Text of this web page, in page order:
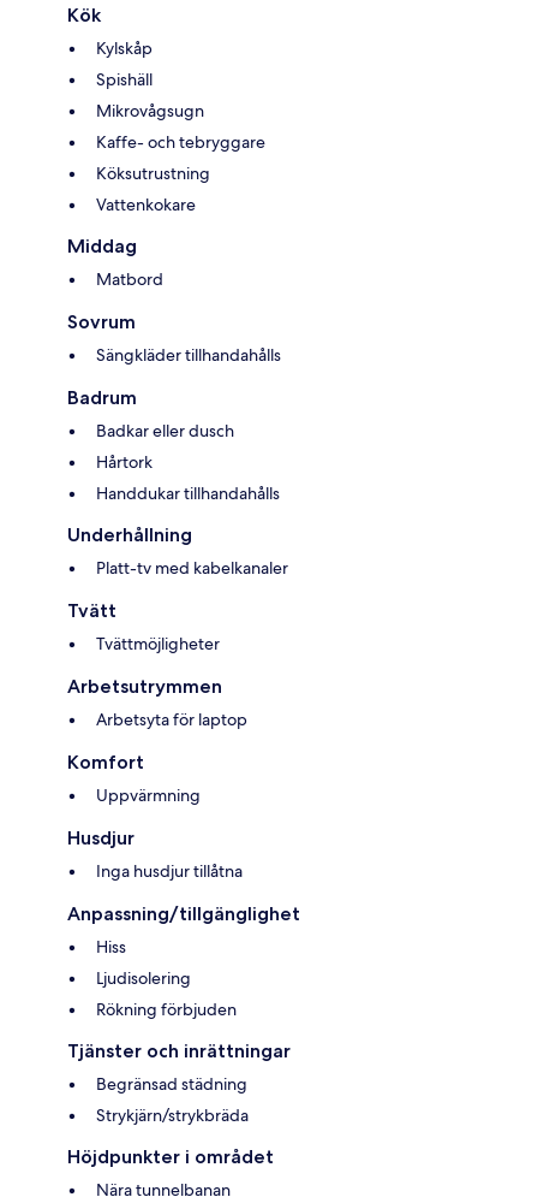
Kök
Kylskåp
Spishäll
Mikrovågsugn
Kaffe- och tebryggare
Köksutrustning
Vattenkokare
Middag
Matbord
Sovrum
Sängkläder tillhandahålls
Badrum
Badkar eller dusch
Hårtork
Handdukar tillhandahålls
Underhållning
Platt-tv med kabelkanaler
Tvätt
Tvättmöjligheter
Arbetsutrymmen
Arbetsyta för laptop
Komfort
Uppvärmning
Husdjur
Inga husdjur tillåtna
Anpassning/tillgänglighet
Hiss
Ljudisolering
Rökning förbjuden
Tjänster och inrättningar
Begränsad städning
Strykjärn/strykbräda
Höjdpunkter i området
Nära tunnelbanan